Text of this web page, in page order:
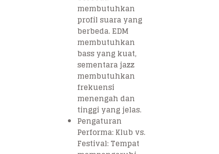
membutuhkan
profil suara yang
berbeda. EDM
membutuhkan
bass yang kuat,
sementara jazz
membutuhkan
frekuensi
menengah dan
tinggi yang jelas.
Pengaturan
Performa: Klub vs.
Festival: Tempat